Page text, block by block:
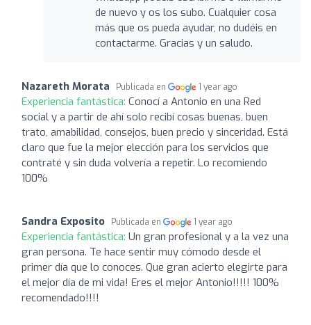
de nuevo y os los subo. Cualquier cosa
más que os pueda ayudar, no dudéis en
contactarme. Gracias y un saludo.
Nazareth Morata Publicada en 1 year ago
Experiencia fantástica: Conocí a Antonio en una Red
social y a partir de ahí solo recibí cosas buenas, buen
trato, amabilidad, consejos, buen precio y sinceridad. Está
claro que fue la mejor elección para los servicios que
contraté y sin duda volvería a repetir. Lo recomiendo
100%
Sandra Exposito Publicada en 1 year ago
Experiencia fantástica: Un gran profesional y a la vez una
gran persona. Te hace sentir muy cómodo desde el
primer día que lo conoces. Que gran acierto elegirte para
el mejor día de mi vida! Eres el mejor Antonio!!!!! 100%
recomendado!!!!